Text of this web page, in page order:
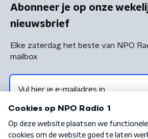
Abonneer je op onze
nieuwsbrief
Elke zaterdag het beste van NPO
mailbox